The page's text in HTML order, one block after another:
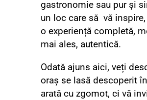
gastronomie sau pur și
un loc care să vă
o experiență completă,
mai ales, autentică.
Odată ajuns aici, veți
oraș se lasă descoperit
arată cu zgomot, ci vă